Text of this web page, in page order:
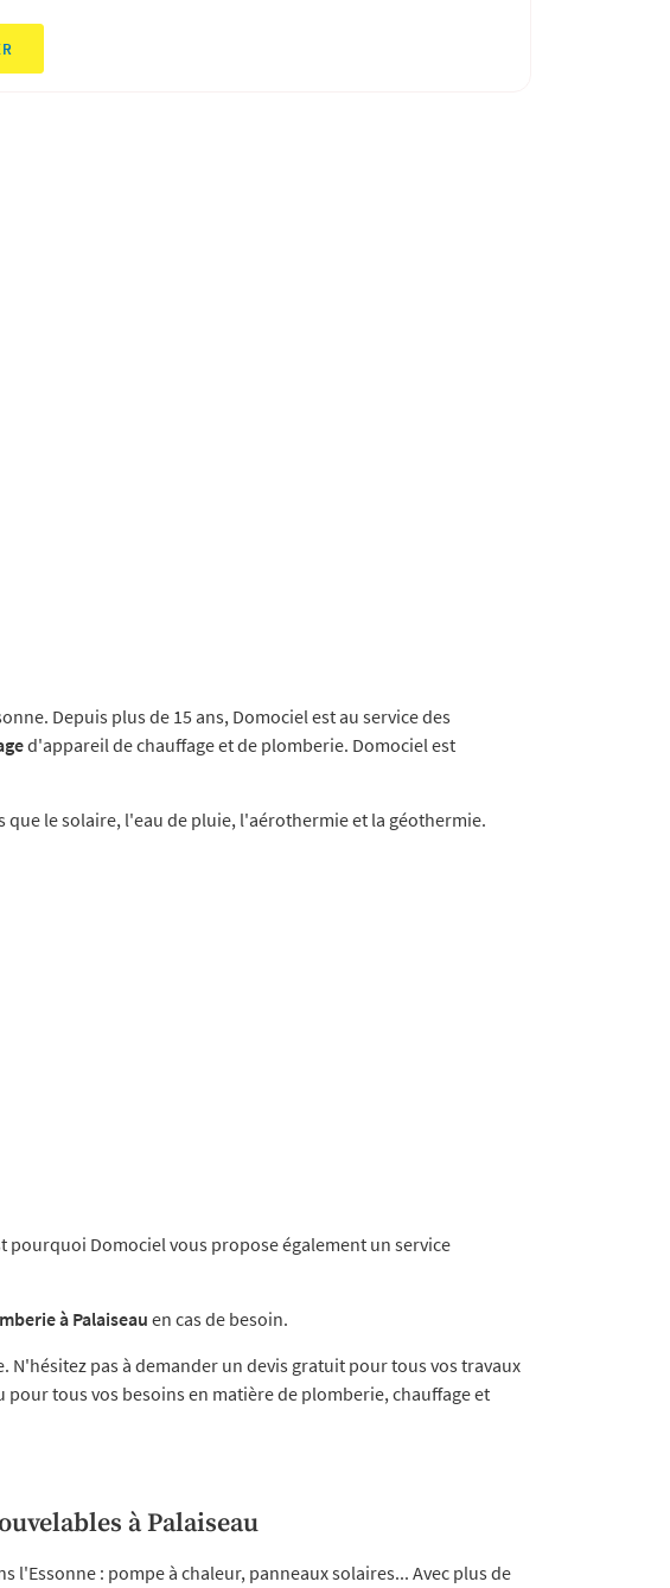
Depuis plus de 15 ans, Domociel est au service des
d'appareil de chauffage et de plomberie. Domociel est
que le solaire, l'eau de pluie, l'aérothermie et la géothermie.
Domociel vous propose également un service
à Palaiseau en cas de besoin.
N'hésitez pas à demander un devis gratuit pour tous vos travaux
tous vos besoins en matière de plomberie, chauffage et
à Palaiseau
l'Essonne : pompe à chaleur, panneaux solaires... Avec plus de